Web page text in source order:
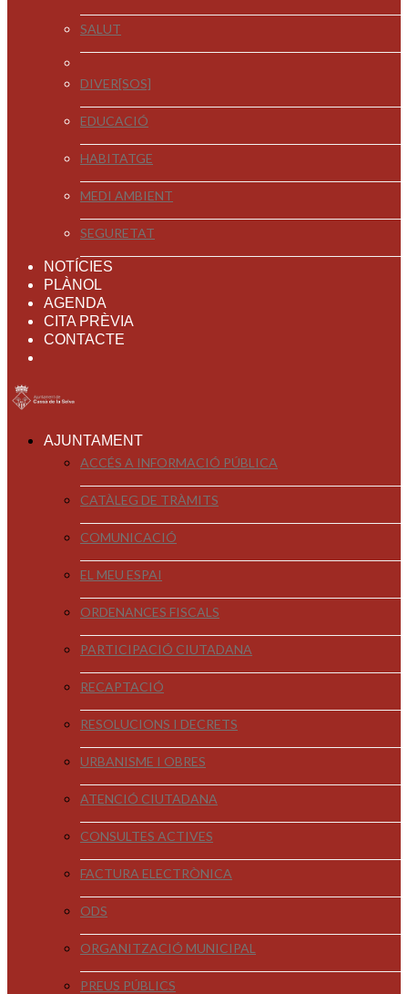
SALUT
DIVER[SOS]
EDUCACIÓ
HABITATGE
MEDI AMBIENT
SEGURETAT
NOTÍCIES
PLÀNOL
AGENDA
CITA PRÈVIA
CONTACTE
AJUNTAMENT
ACCÉS A INFORMACIÓ PÚBLICA
CATÀLEG DE TRÀMITS
COMUNICACIÓ
EL MEU ESPAI
ORDENANCES FISCALS
PARTICIPACIÓ CIUTADANA
RECAPTACIÓ
RESOLUCIONS I DECRETS
URBANISME I OBRES
ATENCIÓ CIUTADANA
CONSULTES ACTIVES
FACTURA ELECTRÒNICA
ODS
ORGANITZACIÓ MUNICIPAL
PREUS PÚBLICS